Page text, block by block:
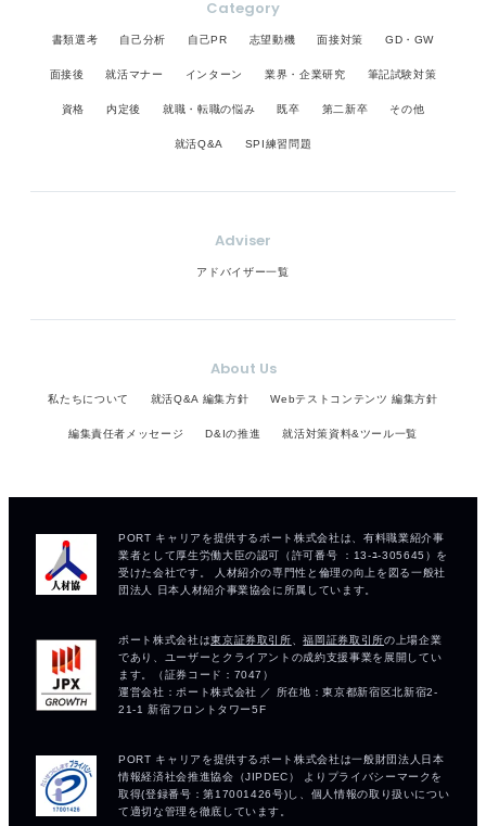
Category
書類選考 自己分析 自己PR 志望動機 面接対策 GD・GW
面接後 就活マナー インターン 業界・企業研究 筆記試験対策
資格 内定後 就職・転職の悩み 既卒 第二新卒 その他
就活Q&A SPI練習問題
Adviser
アドバイザー一覧
About Us
私たちについて 就活Q&A 編集方針 Webテストコンテンツ 編集方針
編集責任者メッセージ D&Iの推進 就活対策資料&ツール一覧